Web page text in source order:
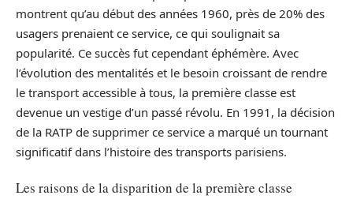
montrent qu’au début des années 1960, près de 20% des
usagers prenaient ce service, ce qui soulignait sa
popularité. Ce succès fut cependant éphémère. Avec
l’évolution des mentalités et le besoin croissant de rendre
le transport accessible à tous, la première classe est
devenue un vestige d’un passé révolu. En 1991, la décision
de la RATP de supprimer ce service a marqué un tournant
significatif dans l’histoire des transports parisiens.
Les raisons de la disparition de la première classe